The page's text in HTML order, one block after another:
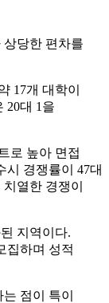
당한 편차를
17개 대학이
20대 1을
로 높아 면접
시 경쟁률이 47대
열한 경쟁이
지역이다.
집하며 성적
점이 특이